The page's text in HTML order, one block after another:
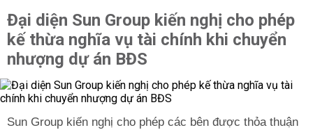
Đại diện Sun Group kiến nghị cho phép
kế thừa nghĩa vụ tài chính khi chuyển
nhượng dự án BĐS
Sun Group kiến nghị cho phép các bên được thỏa thuận